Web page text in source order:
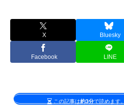
X Bluesky
Facebook LINE
この記事は約3分で読めます。